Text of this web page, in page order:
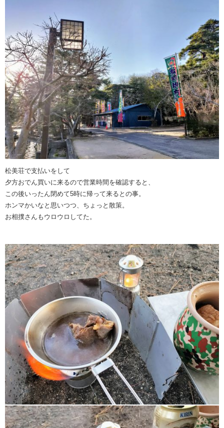
松美荘で支払いをして
夕方おでん買いに来るので営業時間を確認すると、
この後いったん閉めて5時に帰って来るとの事。
ホンマかいなと思いつつ、ちょっと散策。
お相撲さんもウロウロしてた。